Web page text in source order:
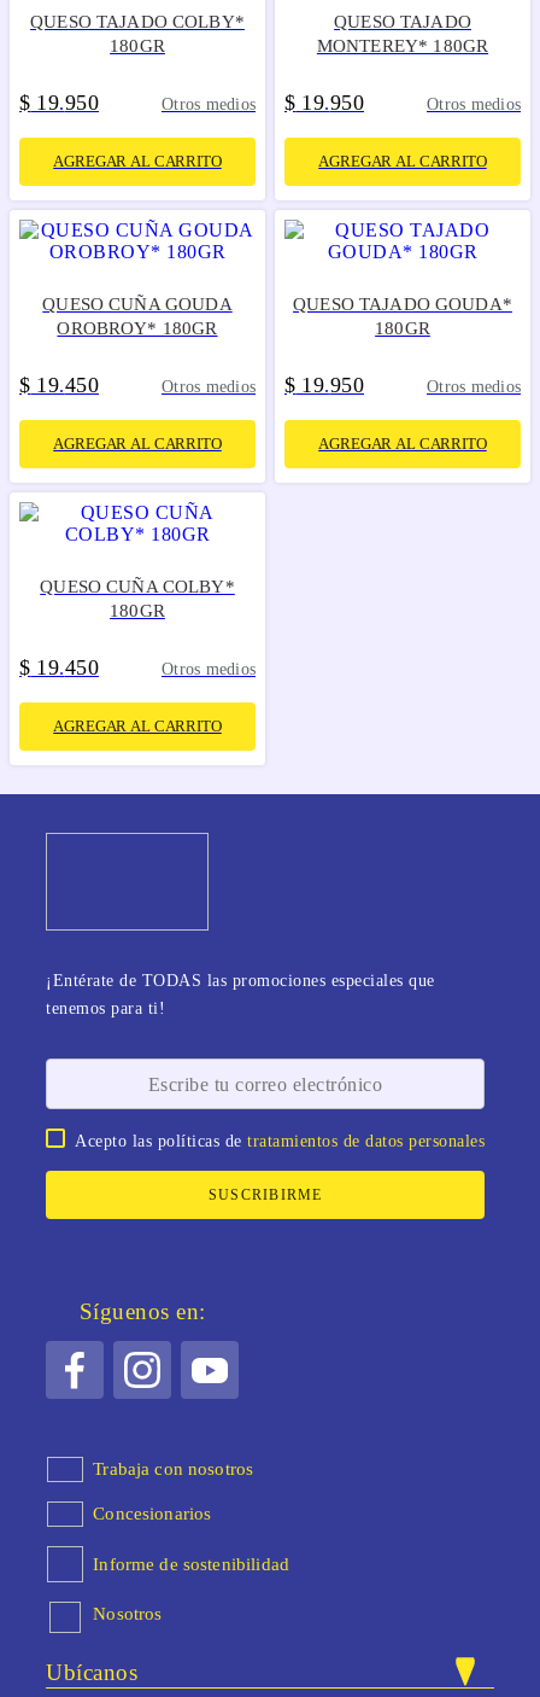
QUESO TAJADO COLBY*
180GR
$ 19.950 Otros medios
AGREGAR AL CARRITO
QUESO TAJADO
MONTEREY* 180GR
$ 19.950 Otros medios
AGREGAR AL CARRITO
QUESO CUÑA GOUDA
OROBROY* 180GR
$ 19.450 Otros medios
AGREGAR AL CARRITO
QUESO TAJADO GOUDA*
180GR
$ 19.950 Otros medios
AGREGAR AL CARRITO
QUESO CUÑA COLBY*
180GR
$ 19.450 Otros medios
AGREGAR AL CARRITO
¡Entérate de TODAS las promociones especiales que
tenemos para ti!
Acepto las políticas detratamientos de datos personales
SUSCRIBIRME
Síguenos en:
Trabaja con nosotros
Concesionarios
Informe de sostenibilidad
Nosotros
Ubícanos